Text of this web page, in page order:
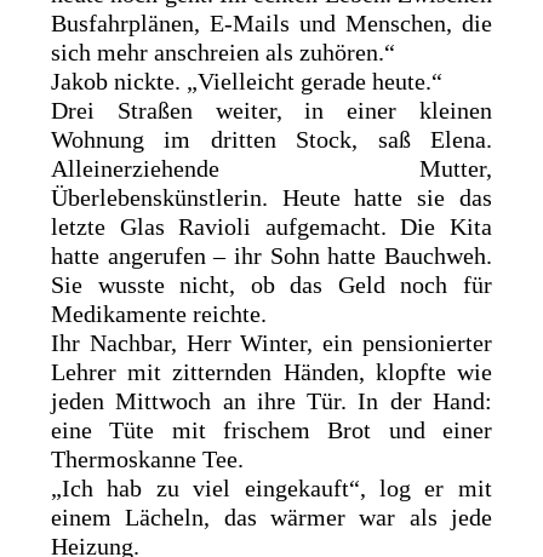
Busfahrplänen, E-Mails und Menschen, die
sich mehr anschreien als zuhören.“
Jakob nickte. „Vielleicht gerade heute.“
Drei Straßen weiter, in einer kleinen
Wohnung im dritten Stock, saß Elena.
Alleinerziehende Mutter,
Überlebenskünstlerin. Heute hatte sie das
letzte Glas Ravioli aufgemacht. Die Kita
hatte angerufen – ihr Sohn hatte Bauchweh.
Sie wusste nicht, ob das Geld noch für
Medikamente reichte.
Ihr Nachbar, Herr Winter, ein pensionierter
Lehrer mit zitternden Händen, klopfte wie
jeden Mittwoch an ihre Tür. In der Hand:
eine Tüte mit frischem Brot und einer
Thermoskanne Tee.
„Ich hab zu viel eingekauft“, log er mit
einem Lächeln, das wärmer war als jede
Heizung.